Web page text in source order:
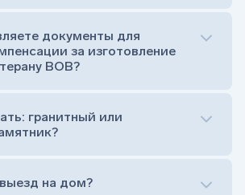
на который при помощи
стела)
(обрамление могилки, бывает, что
комплекта
символа веры (крестик или
или вовсе портрет не рисовать)
документы для
за изготовление
ВОВ?
гранитный или
на дом?